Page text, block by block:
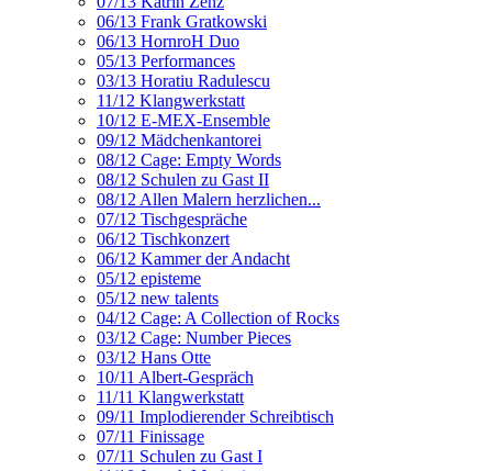
06/13 Frank Gratkowski
06/13 HornroH Duo
05/13 Performances
03/13 Horatiu Radulescu
11/12 Klangwerkstatt
10/12 E-MEX-Ensemble
09/12 Mädchenkantorei
08/12 Cage: Empty Words
08/12 Schulen zu Gast II
08/12 Allen Malern herzlichen...
07/12 Tischgespräche
06/12 Tischkonzert
06/12 Kammer der Andacht
05/12 episteme
05/12 new talents
04/12 Cage: A Collection of Rocks
03/12 Cage: Number Pieces
03/12 Hans Otte
10/11 Albert-Gespräch
11/11 Klangwerkstatt
09/11 Implodierender Schreibtisch
07/11 Finissage
07/11 Schulen zu Gast I